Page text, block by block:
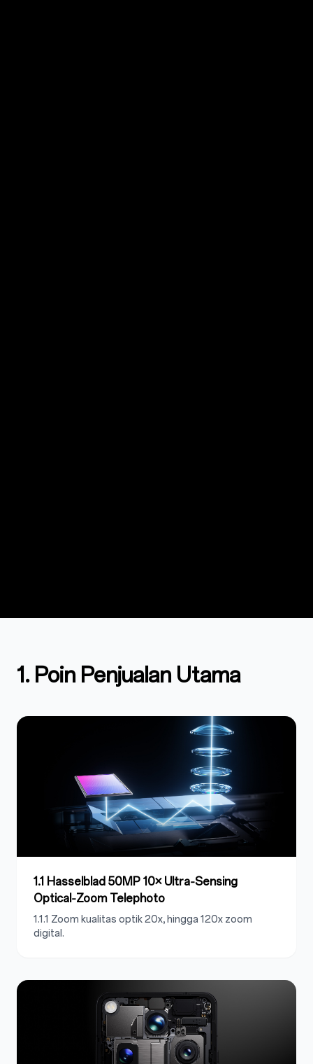
1. Poin Penjualan Utama
1.1 Hasselblad 50MP 10× Ultra‑Sensing
Optical‑Zoom Telephoto
1.1.1 Zoom kualitas optik 20x, hingga 120x zoom
digital.